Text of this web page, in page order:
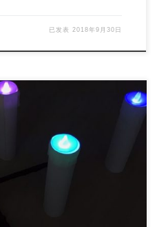
已发表 2018年9月30日
IOT Fashi […]